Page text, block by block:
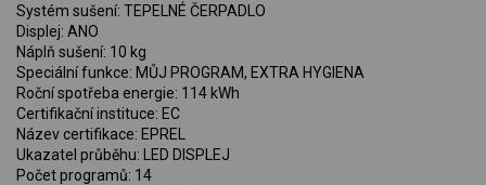
Systém sušení: TEPELNÉ ČERPADLO
Displej: ANO
Náplň sušení: 10 kg
Speciální funkce: MŮJ PROGRAM, EXTRA HYGIENA
Roční spotřeba energie: 114 kWh
Certifikační instituce: EC
Název certifikace: EPREL
Ukazatel průběhu: LED DISPLEJ
Počet programů: 14